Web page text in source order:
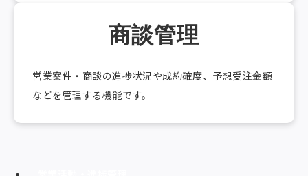
商談管理
営業案件・商談の進捗状況や成約確度、予想受注金額
などを管理する機能です。